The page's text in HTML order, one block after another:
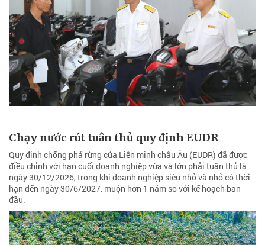
Chạy nước rút tuân thủ quy định EUDR
Quy định chống phá rừng của Liên minh châu Âu (EUDR) đã được
điều chỉnh với hạn cuối doanh nghiệp vừa và lớn phải tuân thủ là
ngày 30/12/2026, trong khi doanh nghiệp siêu nhỏ và nhỏ có thời
hạn đến ngày 30/6/2027, muộn hơn 1 năm so với kế hoạch ban
đầu.